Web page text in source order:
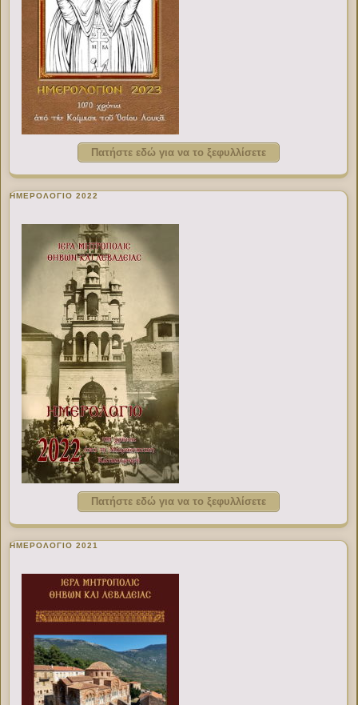
Πατήστε εδώ για να το ξεφυλλίσετε
ΗΜΕΡΟΛΟΓΙΟ 2022
Πατήστε εδώ για να το ξεφυλλίσετε
ΗΜΕΡΟΛΟΓΙΟ 2021